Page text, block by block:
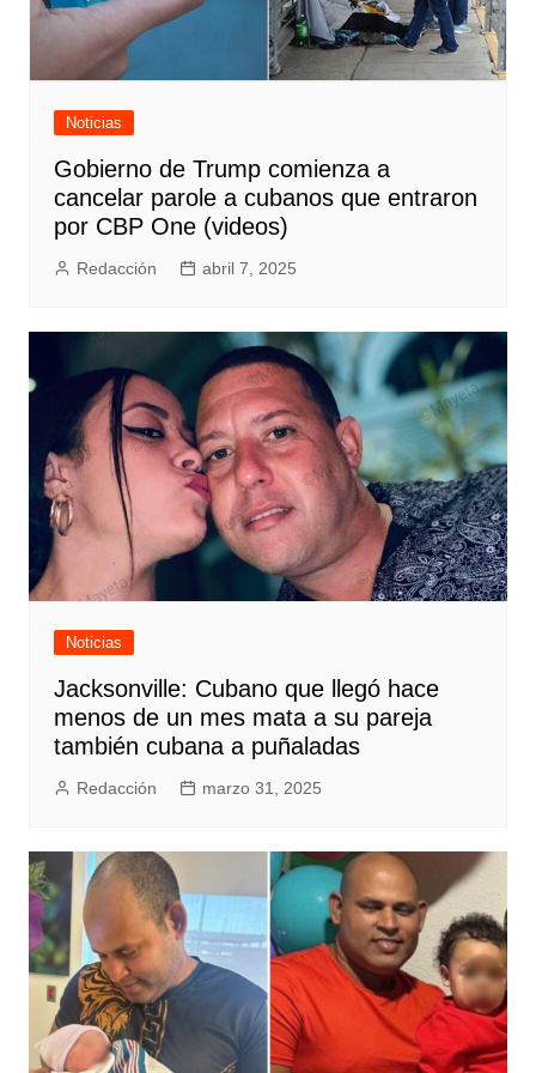
Noticias
Gobierno de Trump comienza a
cancelar parole a cubanos que entraron
por CBP One (videos)
Redacción abril 7, 2025
Noticias
Jacksonville: Cubano que llegó hace
menos de un mes mata a su pareja
también cubana a puñaladas
Redacción marzo 31, 2025